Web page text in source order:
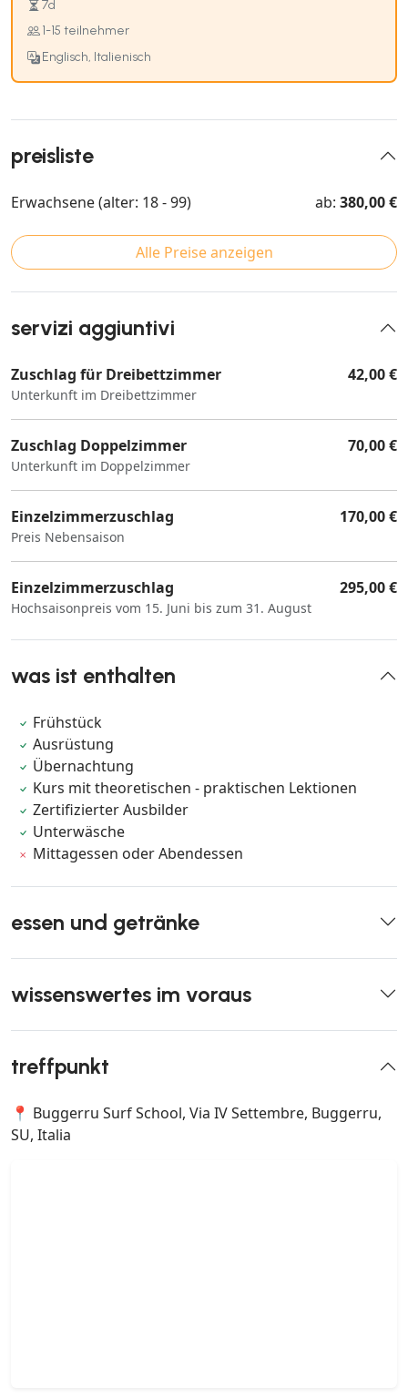
7d
1-15 teilnehmer
Englisch, Italienisch
preisliste
Erwachsene (alter: 18 - 99) ab: 380,00 €
Alle Preise anzeigen
servizi aggiuntivi
Zuschlag für Dreibettzimmer
Unterkunft im Dreibettzimmer
42,00 €
Zuschlag Doppelzimmer
Unterkunft im Doppelzimmer
70,00 €
Einzelzimmerzuschlag
Preis Nebensaison
170,00 €
Einzelzimmerzuschlag
Hochsaisonpreis vom 15. Juni bis zum 31. August
295,00 €
was ist enthalten
Frühstück
Ausrüstung
Übernachtung
Kurs mit theoretischen - praktischen Lektionen
Zertifizierter Ausbilder
Unterwäsche
Mittagessen oder Abendessen
essen und getränke
wissenswertes im voraus
treffpunkt
📍 Buggerru Surf School, Via IV Settembre, Buggerru,
SU, Italia